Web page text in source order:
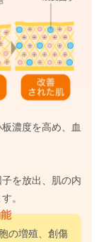
濃度を高め、血
を放出、肌の内
。
の増殖、創傷